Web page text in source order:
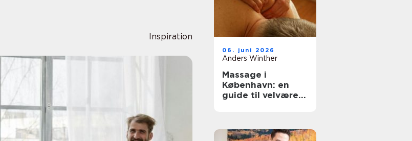
Inspiration
06. juni 2026
Anders Winther
Massage i
København: en
guide til velvære i